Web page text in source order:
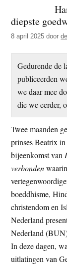
z
e
n
d
t
e
diepste
8 april 2025 door
Gedurende de
publiceerden
we daar mee
die we eerder,
Twee maanden
prinses Beatrix
bijeenkomst van
verbondenwaarin
boeddhisme,
christendom en
Nederland
Nederland
In deze dagen,
uitlatingen van